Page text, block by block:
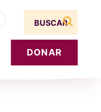
DONAR
Search term
buscar